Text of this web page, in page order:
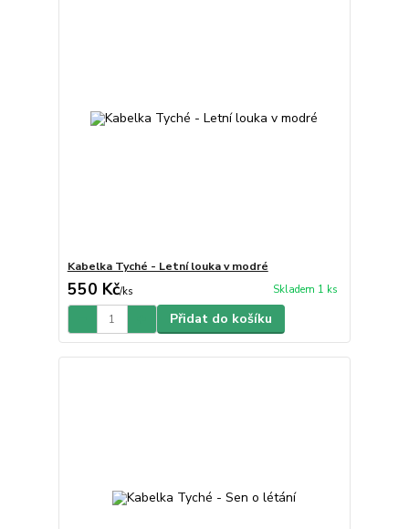
Kabelka Tyché - Letní louka v modré
550 Kč/ks Skladem 1 ks
Přidat do košíku